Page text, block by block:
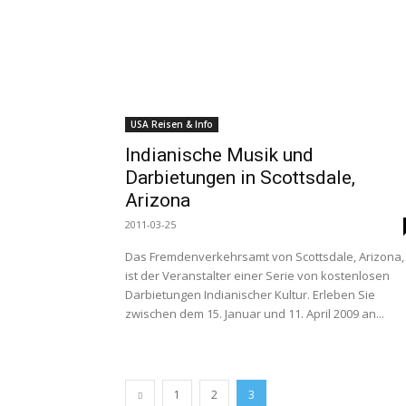
USA Reisen & Info
Indianische Musik und
Darbietungen in Scottsdale,
Arizona
2011-03-25
Das Fremdenverkehrsamt von Scottsdale, Arizona,
ist der Veranstalter einer Serie von kostenlosen
Darbietungen Indianischer Kultur. Erleben Sie
zwischen dem 15. Januar und 11. April 2009 an...
1 2 3